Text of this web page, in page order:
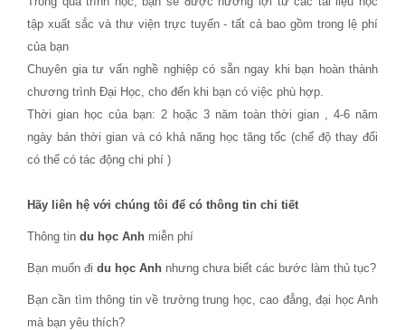
tập xuất sắc và thư viện trực tuyến - tất cả bao gồm trong lệ phí
của bạn
Chuyên gia tư vấn nghề nghiệp có sẵn ngay khi bạn hoàn thành
chương trình Đại Học, cho đến khi bạn có việc phù hợp.
Thời gian học của bạn: 2 hoặc 3 năm toàn thời gian , 4-6 năm
ngày bán thời gian và có khả năng học tăng tốc (chế độ thay đổi
có thể có tác động chi phí )
Hãy liên hệ với chúng tôi để có thông tin chi tiết
Thông tin du học Anh miễn phí
Bạn muốn đi du học Anh nhưng chưa biết các bước làm thủ tục?
Bạn cần tìm thông tin về trường trung học, cao đẳng, đại học Anh
mà bạn yêu thích?